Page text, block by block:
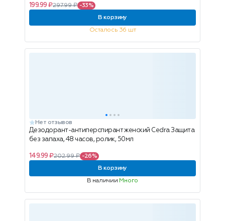
199.99 ₽297.99 ₽ -33%
В корзину
Осталось 36 шт
Нет отзывов
Дезодорант-антиперспирант женский Cedra Защита
без запаха, 48 часов, ролик, 50мл
149.99 ₽202.99 ₽ -26%
В корзину
В наличии Много